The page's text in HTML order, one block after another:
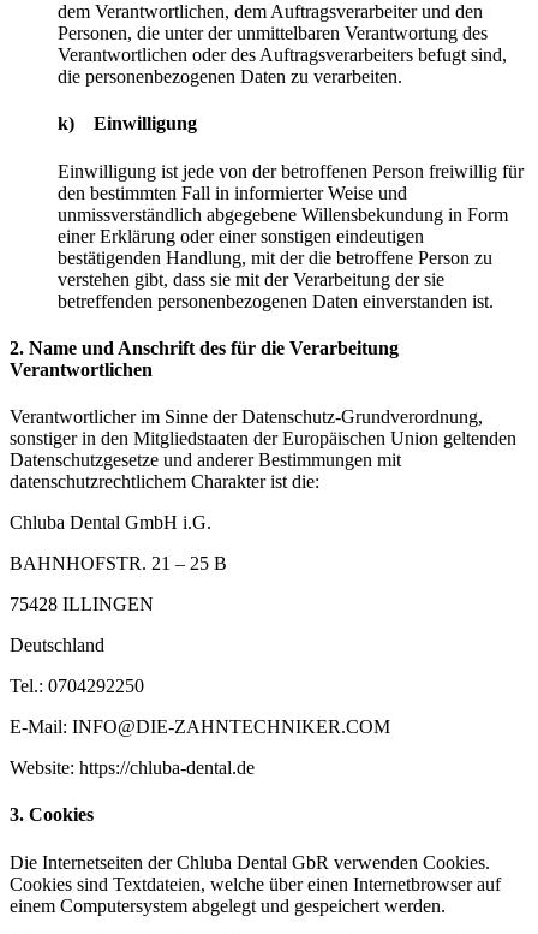
dem Verantwortlichen, dem Auftragsverarbeiter und den
Personen, die unter der unmittelbaren Verantwortung des
Verantwortlichen oder des Auftragsverarbeiters befugt sind,
die personenbezogenen Daten zu verarbeiten.
k) Einwilligung
Einwilligung ist jede von der betroffenen Person freiwillig für
den bestimmten Fall in informierter Weise und
unmissverständlich abgegebene Willensbekundung in Form
einer Erklärung oder einer sonstigen eindeutigen
bestätigenden Handlung, mit der die betroffene Person zu
verstehen gibt, dass sie mit der Verarbeitung der sie
betreffenden personenbezogenen Daten einverstanden ist.
2. Name und Anschrift des für die Verarbeitung
Verantwortlichen
Verantwortlicher im Sinne der Datenschutz-Grundverordnung,
sonstiger in den Mitgliedstaaten der Europäischen Union geltenden
Datenschutzgesetze und anderer Bestimmungen mit
datenschutzrechtlichem Charakter ist die:
Chluba Dental GmbH i.G.
BAHNHOFSTR. 21 – 25 B
75428 ILLINGEN
Deutschland
Tel.: 0704292250
E-Mail: INFO@DIE-ZAHNTECHNIKER.COM
Website: https://chluba-dental.de
3. Cookies
Die Internetseiten der Chluba Dental GbR verwenden Cookies.
Cookies sind Textdateien, welche über einen Internetbrowser auf
einem Computersystem abgelegt und gespeichert werden.